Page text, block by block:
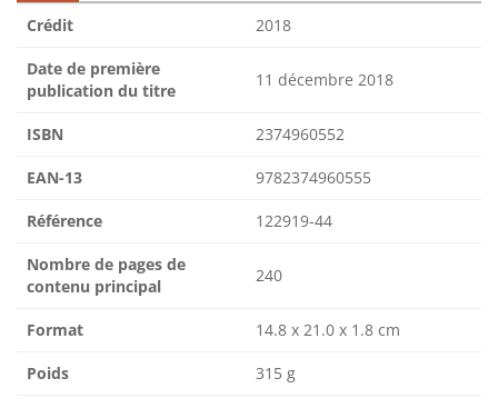
Crédit 2018
Date de première
publication du titre
11 décembre 2018
ISBN 2374960552
EAN-13 9782374960555
Référence 122919-44
Nombre de pages de
contenu principal
240
Format 14.8 x 21.0 x 1.8 cm
Poids 315 g